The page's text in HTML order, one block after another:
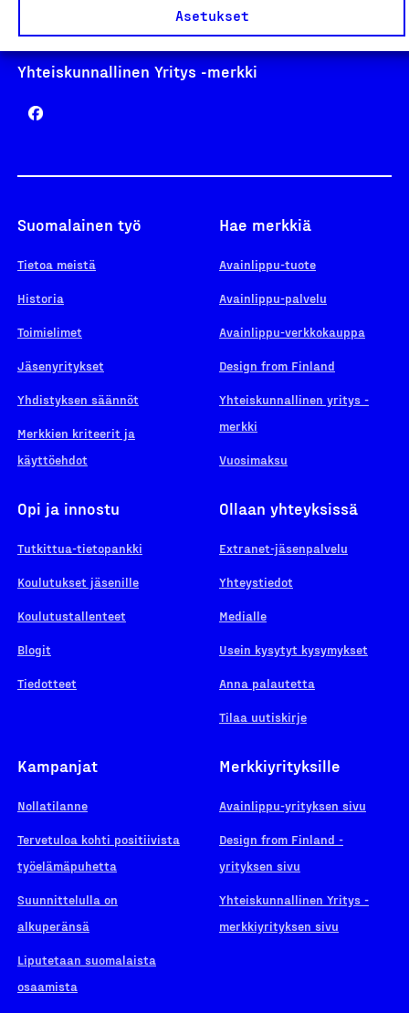
Asetukset
Yhteiskunnallinen Yritys -merkki
Suomalainen työ
Tietoa meistä
Historia
Toimielimet
Jäsenyritykset
Yhdistyksen säännöt
Merkkien kriteerit ja
käyttöehdot
Hae merkkiä
Avainlippu-tuote
Avainlippu-palvelu
Avainlippu-verkkokauppa
Design from Finland
Yhteiskunnallinen yritys -
merkki
Vuosimaksu
Opi ja innostu
Tutkittua-tietopankki
Koulutukset jäsenille
Koulutustallenteet
Blogit
Tiedotteet
Ollaan yhteyksissä
Extranet-jäsenpalvelu
Yhteystiedot
Medialle
Usein kysytyt kysymykset
Anna palautetta
Tilaa uutiskirje
Kampanjat
Nollatilanne
Tervetuloa kohti positiivista
työelämäpuhetta
Suunnittelulla on
alkuperänsä
Liputetaan suomalaista
osaamista
Merkkiyrityksille
Avainlippu-yrityksen sivu
Design from Finland -
yrityksen sivu
Yhteiskunnallinen Yritys -
merkkiyrityksen sivu